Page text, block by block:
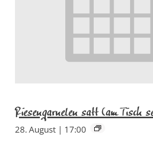
Riesengarnelen satt (am Tisch
28. August | 17:00